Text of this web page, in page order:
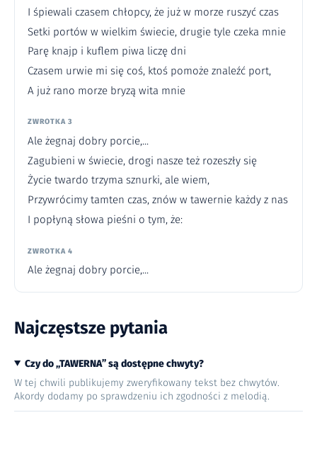
I śpiewali czasem chłopcy, że już w morze ruszyć czas
Setki portów w wielkim świecie, drugie tyle czeka mnie
Parę knajp i kuflem piwa liczę dni
Czasem urwie mi się coś, ktoś pomoże znaleźć port,
A już rano morze bryzą wita mnie
ZWROTKA 3
Ale żegnaj dobry porcie,...
Zagubieni w świecie, drogi nasze też rozeszły się
Życie twardo trzyma sznurki, ale wiem,
Przywrócimy tamten czas, znów w tawernie każdy z nas
I popłyną słowa pieśni o tym, że:
ZWROTKA 4
Ale żegnaj dobry porcie,...
Najczęstsze pytania
Czy do „TAWERNA” są dostępne chwyty?
W tej chwili publikujemy zweryfikowany tekst bez chwytów.
Akordy dodamy po sprawdzeniu ich zgodności z melodią.